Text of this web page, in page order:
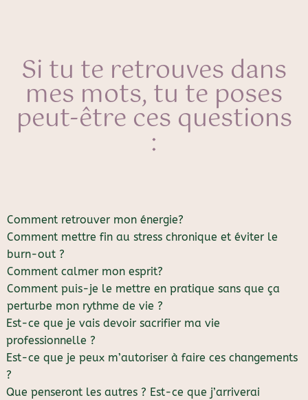
Si tu te retrouves dans
mes mots, tu te poses
peut-être ces questions
:
Comment retrouver mon énergie?
Comment mettre fin au stress chronique et éviter le
burn-out ?
Comment calmer mon esprit?
Comment puis-je le mettre en pratique sans que ça
perturbe mon rythme de vie ?
Est-ce que je vais devoir sacrifier ma vie
professionnelle ?
Est-ce que je peux m’autoriser à faire ces changements
?
Que penseront les autres ? Est-ce que j’arriverai